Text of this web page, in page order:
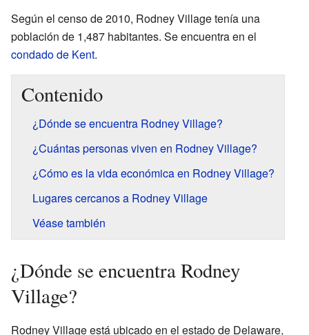
Según el censo de 2010, Rodney Village tenía una
población de 1,487 habitantes. Se encuentra en el
condado de Kent.
Contenido
¿Dónde se encuentra Rodney Village?
¿Cuántas personas viven en Rodney Village?
¿Cómo es la vida económica en Rodney Village?
Lugares cercanos a Rodney Village
Véase también
¿Dónde se encuentra Rodney
Village?
Rodney Village está ubicado en el estado de Delaware,